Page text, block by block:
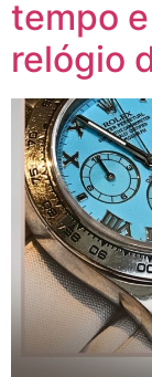
tempo
relógio